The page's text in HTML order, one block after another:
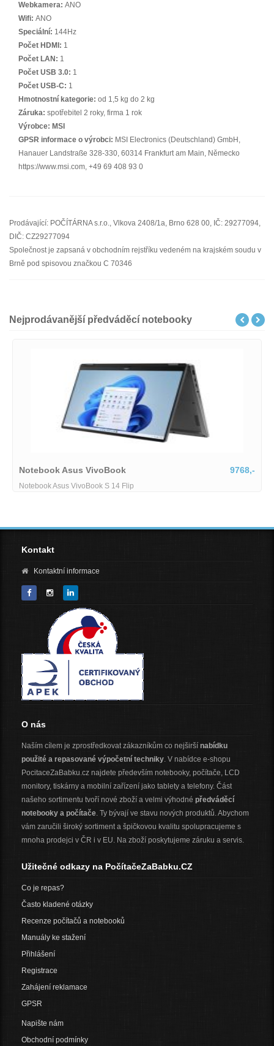
Webkamera: ANO
Wifi: ANO
Speciální: 144Hz
Počet HDMI: 1
Počet LAN: 1
Počet USB 3.0: 1
Počet USB-C: 1
Hmotnostní kategorie: od 1,5 kg do 2 kg
Záruka: spotřebitel 2 roky, firma 1 rok
Výrobce: MSI
GPSR informace o výrobci: MSI Electronics (Deutschland) GmbH,
Hanauer Landstraße 328-330, 60314 Frankfurt am Main, Německo
https://www.msi.com, +49 69 408 93 0
Prodávající: POČÍTÁRNA s.r.o., Vlkova 2408/1a, Brno 628 00, IČ: 29277094,
DIČ: CZ29277094
Společnost je zapsaná v obchodním rejstříku vedeném na krajském soudu v
Brně pod spisovou značkou C 70346
Nejprodávanější předváděcí notebooky
Notebook Asus VivoBook 9768,-
Notebook Asus VivoBook S 14 Flip
Kontakt
Kontaktní informace
O nás
Naším cílem je zprostředkovat zákazníkům co nejširší nabídku
použité a repasované výpočetní techniky. V nabídce e-shopu
PocitaceZaBabku.cz najdete především notebooky, počítače, LCD
monitory, tiskárny a mobilní zařízení jako tablety a telefony. Část
našeho sortimentu tvoří nové zboží a velmi výhodné předváděcí
notebooky a počítače. Ty bývají ve stavu nových produktů. Abychom
vám zaručili široký sortiment a špičkovou kvalitu spolupracujeme s
mnoha prodejci v ČR i v EU. Na zboží poskytujeme záruku a servis.
Užitečné odkazy na PočítačeZaBabku.CZ
Co je repas?
Často kladené otázky
Recenze počítačů a notebooků
Manuály ke stažení
Přihlášení
Registrace
Zahájení reklamace
GPSR
Napište nám
Obchodní podmínky